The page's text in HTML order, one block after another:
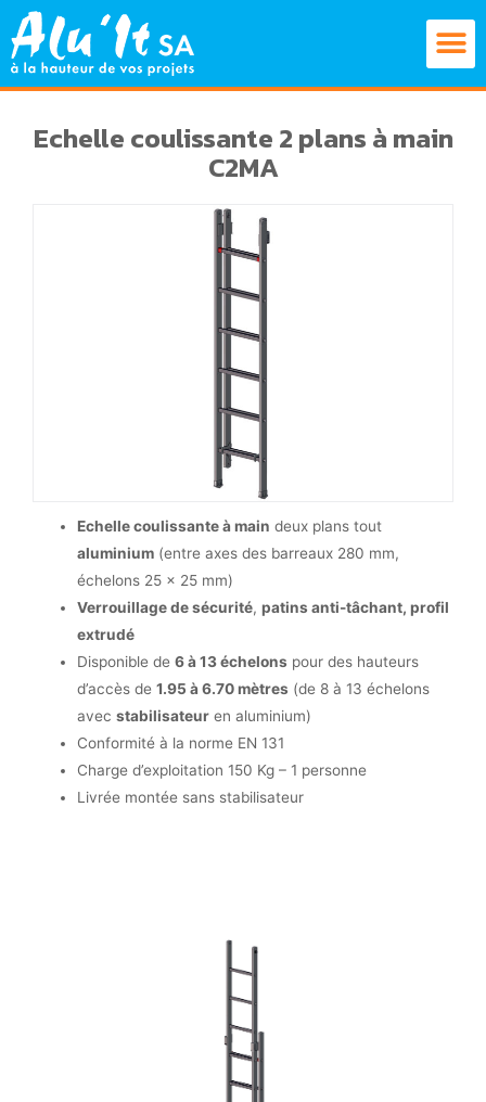
Echelle coulissante 2 plans à main
C2MA
Echelle coulissante à main deux plans tout
aluminium (entre axes des barreaux 280 mm,
échelons 25 x 25 mm)
Verrouillage de sécurité,patins anti-tâchant, profil
extrudé
Disponible de6 à 13 échelons pour des hauteurs
d’accès de1.95 à 6.70 mètres (de 8 à 13 échelons
avecstabilisateur en aluminium)
Conformité à la norme EN 131
Charge d’exploitation 150 Kg – 1 personne
Livrée montée sans stabilisateur